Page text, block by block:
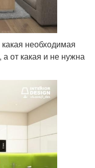
необходимая
от какая и не нужна